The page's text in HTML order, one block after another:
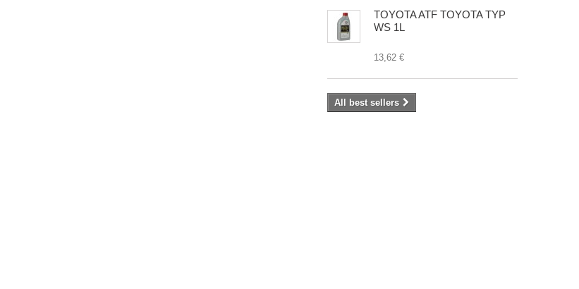
TOYOTA ATF TOYOTA TYP
WS 1L
13,62 €
All best sellers